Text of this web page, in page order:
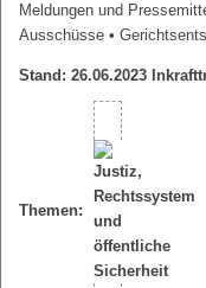
Meldungen und
Ausschüsse •
Stand: 26.06.2023
Themen: